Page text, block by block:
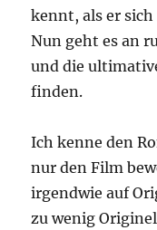
kennt, als er
Nun geht es an
und die
finden.
Ich kenne den
nur den Film
irgendwie auf
zu wenig